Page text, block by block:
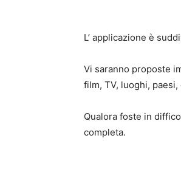
L’ applicazione è
Vi saranno proposte
film, TV, luoghi,
Qualora foste in
completa.